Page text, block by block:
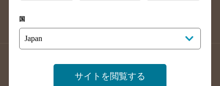
掲載店舗様ログイン
国
サイトを閲覧する